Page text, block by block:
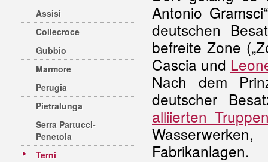
Assisi
Collecroce
Gubbio
Marmore
Perugia
Pietralunga
Serra Partucci-
Penetola
Terni
Antonio
deutschen
befreite Zone
Cascia und
Nach dem
deutscher
alliierten
Fabrikanlagen.